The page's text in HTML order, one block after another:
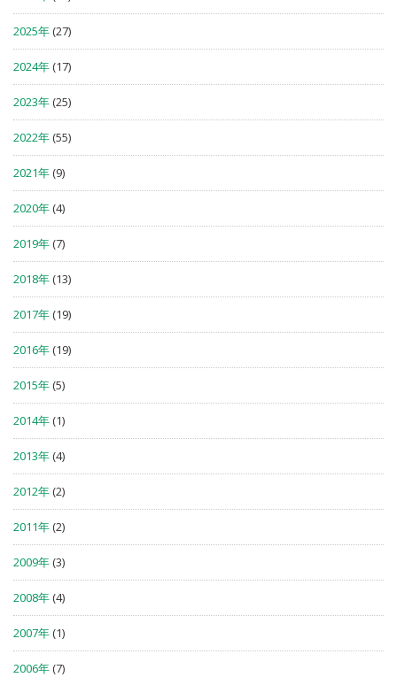
2025年(27)
2024年(17)
2023年(25)
2022年(55)
2021年(9)
2020年(4)
2019年(7)
2018年(13)
2017年(19)
2016年(19)
2015年(5)
2014年(1)
2013年(4)
2012年(2)
2011年(2)
2009年(3)
2008年(4)
2007年(1)
2006年(7)